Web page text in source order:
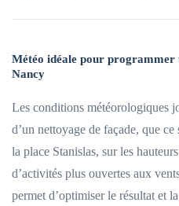
Météo idéale pour programmer
Nancy
Les conditions météorologiques
d’un nettoyage de façade, que
la place Stanislas, sur les
d’activités plus ouvertes aux
permet d’optimiser le résultat et